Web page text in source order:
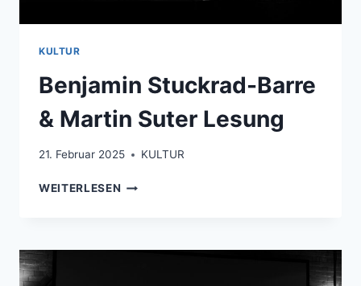
KULTUR
Benjamin Stuckrad-Barre
& Martin Suter Lesung
21. Februar 2025 KULTUR
WEITERLESEN BENJAMIN
MARTIN